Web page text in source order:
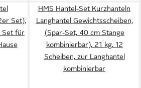
Set),
Set für
HMS Hantel-Set Kurzhanteln
Langhantel Gewichtsscheiben,
(Spar-Set, 40 cm Stange
kombinierbar), 21 kg, 12
Scheiben, zur Langhantel
kombinierbar